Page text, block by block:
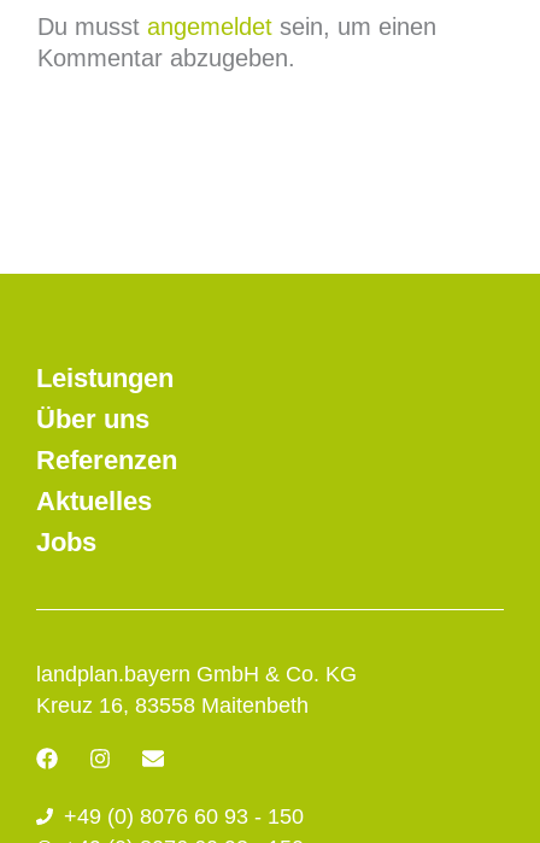
Du musst angemeldetsein, um einen
Kommentar abzugeben.
landplan.bayern GmbH & Co. KG
Kreuz 16, 83558 Maitenbeth
F
a
e
I
n
t
E
e
+49 (0) 8076 60 93 - 150
Leistungen
Über uns
Referenzen
Aktuelles
Jobs